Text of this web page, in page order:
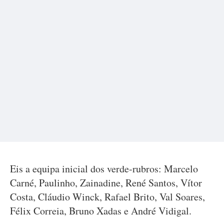
Eis a equipa inicial dos verde-rubros: Marcelo
Carné, Paulinho, Zainadine, René Santos, Vítor
Costa, Cláudio Winck, Rafael Brito, Val Soares,
Félix Correia, Bruno Xadas e André Vidigal.